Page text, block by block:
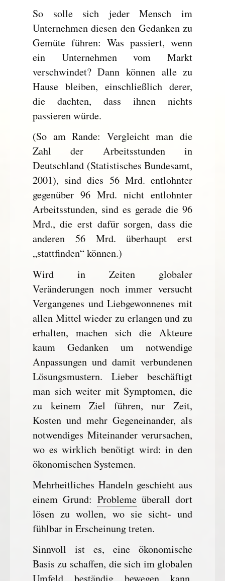
So solle sich jeder Mensch im
Unternehmen diesen den Gedanken zu
Gemüte führen: Was passiert, wenn
ein Unternehmen vom Markt
verschwindet? Dann können alle zu
Hause bleiben, einschließlich derer,
die dachten, dass ihnen nichts
passieren würde.
(So am Rande: Vergleicht man die
Zahl der Arbeitsstunden in
Deutschland (Statistisches Bundesamt,
2001), sind dies 56 Mrd. entlohnter
gegenüber 96 Mrd. nicht entlohnter
Arbeitsstunden, sind es gerade die 96
Mrd., die erst dafür sorgen, dass die
anderen 56 Mrd. überhaupt erst
„stattfinden“ können.)
Wird in Zeiten globaler
Veränderungen noch immer versucht
Vergangenes und Liebgewonnenes mit
allen Mittel wieder zu erlangen und zu
erhalten, machen sich die Akteure
kaum Gedanken um notwendige
Anpassungen und damit verbundenen
Lösungsmustern. Lieber beschäftigt
man sich weiter mit Symptomen, die
zu keinem Ziel führen, nur Zeit,
Kosten und mehr Gegeneinander, als
notwendiges Miteinander verursachen,
wo es wirklich benötigt wird: in den
ökonomischen Systemen.
Mehrheitliches Handeln geschieht aus
einem Grund: Problemeüberall dort
lösen zu wollen, wo sie sicht- und
fühlbar in Erscheinung treten.
Sinnvoll ist es, eine ökonomische
Basis zu schaffen, die sich im globalen